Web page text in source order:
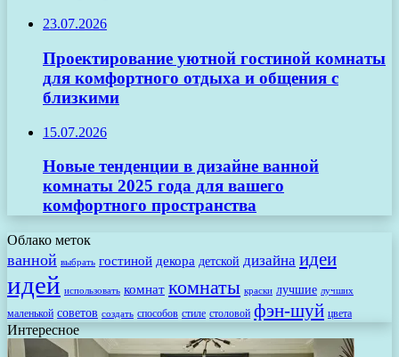
23.07.2026
Проектирование уютной гостиной комнаты
для комфортного отдыха и общения с
близкими
15.07.2026
Новые тенденции в дизайне ванной
комнаты 2025 года для вашего
комфортного пространства
Облако меток
ванной выбрать гостиной декора детской дизайна идеи
идей использовать комнат комнаты краски лучшие лучших
маленькой советов создать способов стиле столовой фэн-шуй цвета
Интересное